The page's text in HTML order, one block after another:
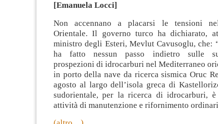
[Emanuela Locci]
Non accennano a placarsi le tensioni
Orientale. Il governo turco ha dichiarato,
ministro degli Esteri, Mevlut Cavusoglu, che:
ha fatto nessun passo indietro sulle
prospezioni di idrocarburi nel Mediterraneo
in porto della nave da ricerca sismica Oruc
agosto al largo dell’isola greca di
sudorientale, per la ricerca di idrocarburi,
attività di manutenzione e rifornimento